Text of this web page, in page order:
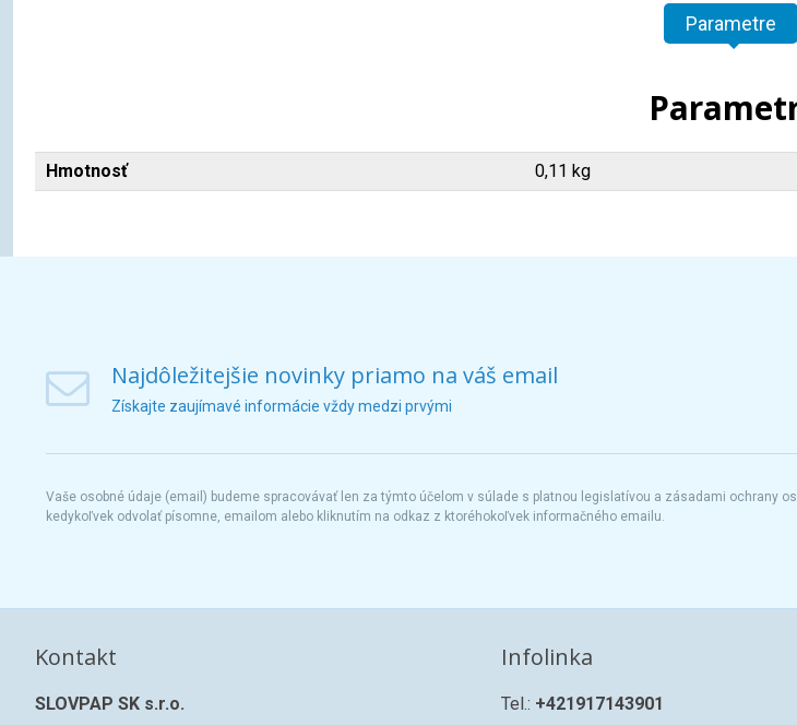
Parametre
Hmotnosť 0,11 kg
Najdôležitejšie novinky priamo na váš email
Získajte zaujímavé informácie vždy medzi prvými
Vaše osobné údaje (email) budeme spracovávať len za týmto účelom v súlade s platnou legislatívou a zásadami ochrany
kedykoľvek odvolať písomne, emailom alebo kliknutím na odkaz z ktoréhokoľvek informačného emailu.
Kontakt
SLOVPAP SK s.r.o.
Infolinka
Tel.: +421917143901